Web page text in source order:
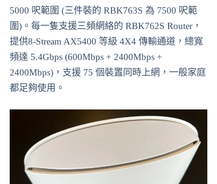
5000 呎範圍 (三件裝的 RBK763S 為 7500 呎範
圍)。每一隻支援三頻網絡的 RBK762S Router，
提供8-Stream AX5400 等級 4X4 傳輸通道，總寬
頻達 5.4Gbps (600Mbps + 2400Mbps +
2400Mbps)，支援 75 個裝置同時上網，一般家庭
都足夠使用。